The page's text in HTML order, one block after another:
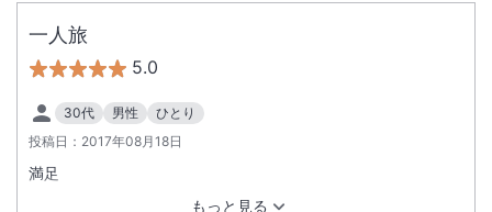
一人旅
5.0
30代 男性
ひとり
投稿日： 2017年08月18日
もっと見る
満足